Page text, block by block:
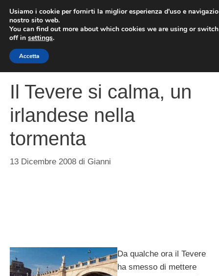
contenuto
Il Tevere si calma, un
irlandese nella
tormenta
13 Dicembre 2008 di Gianni
Da qualche ora il Tevere
ha smesso di mettere
Usiamo i cookie per fornirti la miglior esperienza d'uso e
nostro sito web.
You can find out more about which cookies we are using or
off in settings.
Accetta